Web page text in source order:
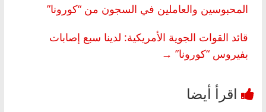
المحبوسين والعاملين في السجون من “كورونا”
قائد القوات الجوية الأمريكية: لدينا سبع إصابات
بفيروس “كورونا” →